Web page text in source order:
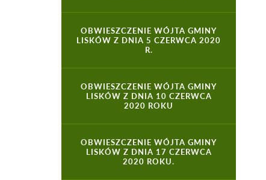
OBWIESZCZENIE WÓJTA GMINY
LISKÓW Z DNIA 5 CZERWCA 2020
R.
OBWIESZCZENIE WÓJTA GMINY
LISKÓW Z DNIA 10 CZERWCA
2020 ROKU
OBWIESZCZENIE WÓJTA GMINY
LISKÓW Z DNIA 17 CZERWCA
2020 ROKU.